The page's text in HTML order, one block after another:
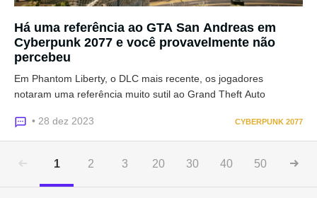
Há uma referência ao GTA San Andreas em
Cyberpunk 2077 e você provavelmente não
percebeu
Em Phantom Liberty, o DLC mais recente, os jogadores
notaram uma referência muito sutil ao Grand Theft Auto
• 28 dez 2023 CYBERPUNK 2077
1 2 3 20 30 40 50